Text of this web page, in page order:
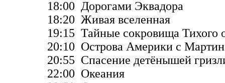
18:00 Дорогами Эквадора
18:20 Живая вселенная
19:15 Тайные сокровища Тихого
20:10 Острова Америки с
20:55 Спасение детёнышей
22:00 Океания